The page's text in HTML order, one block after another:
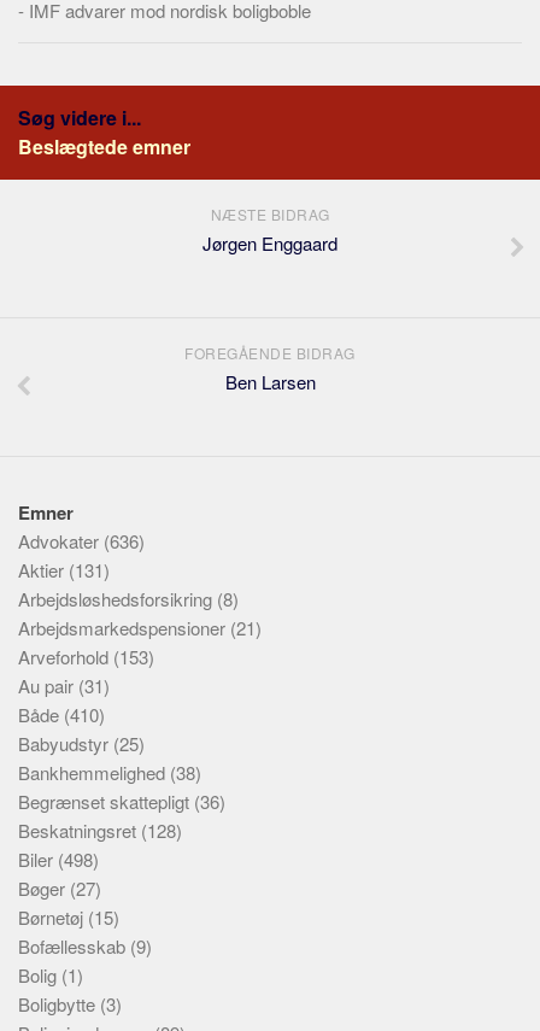
- IMF advarer mod nordisk boligboble
Søg videre i...
Beslægtede emner
NÆSTE BIDRAG
Jørgen Enggaard
FOREGÅENDE BIDRAG
Ben Larsen
Emner
Advokater (636)
Aktier (131)
Arbejdsløshedsforsikring (8)
Arbejdsmarkedspensioner (21)
Arveforhold (153)
Au pair (31)
Både (410)
Babyudstyr (25)
Bankhemmelighed (38)
Begrænset skattepligt (36)
Beskatningsret (128)
Biler (498)
Bøger (27)
Børnetøj (15)
Bofællesskab (9)
Bolig (1)
Boligbytte (3)